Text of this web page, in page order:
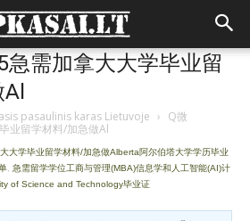
急需加拿大大学毕业留
pasaulinis karas Lietuvoje › Q微
业留学材料/加急做Al
大学毕业留学材料/加急做Alberta阿尔伯塔大学学历毕业
急需留学学位工商与管理(MBA)信息学和人工智能(AI)计
of Science and Technology毕业证